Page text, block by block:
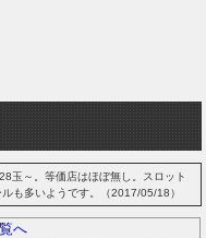
玉～。等価店はほぼ無し。スロット
も多いようです。（2017/05/18）
へ